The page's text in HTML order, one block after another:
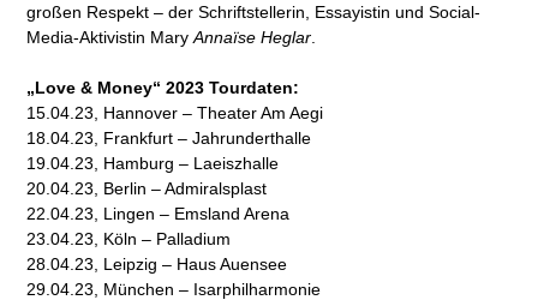
großen Respekt – der Schriftstellerin, Essayistin und Social-
Media-Aktivistin MaryAnnaïse Heglar
„Love & Money“ 2023 Tourdaten:
15.04.23, Hannover – Theater Am Aegi
18.04.23, Frankfurt – Jahrunderthalle
19.04.23, Hamburg – Laeiszhalle
20.04.23, Berlin – Admiralsplast
22.04.23, Lingen – Emsland Arena
23.04.23, Köln – Palladium
28.04.23, Leipzig – Haus Auensee
29.04.23, München – Isarphilharmonie